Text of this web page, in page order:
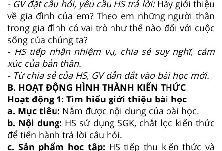
- GV đặt câu hỏi, yêu cầu HS trả lời: Hãy giới thiệu
về gia đình của em? Theo em những người thân
trong gia đình có vai trò như thế nào đối với cuộc
sống của chúng ta?
- HS tiếp nhận nhiệm vụ, chia sẻ suy nghĩ, cảm
xúc của bản thân.
- Từ chia sẻ của HS, GV dẫn dắt vào bài học mới.
B. HOẠT ĐỘNG HÌNH THÀNH KIẾN THỨC
Hoạt động 1: Tìm hiểu giới thiệu bài học
a. Mục tiêu: Nắm được nội dung của bài học.
b. Nội dung: HS sử dụng SGK, chắt lọc kiến thức
để tiến hành trả lời câu hỏi.
c. Sản phẩm học tập: HS tiếp thu kiến thức và